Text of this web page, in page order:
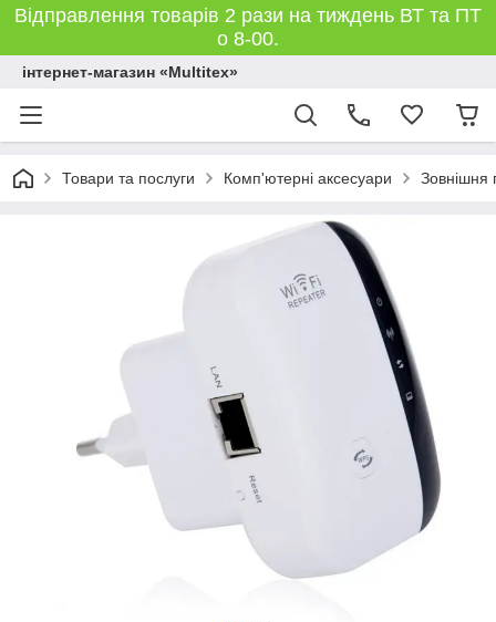
Відправлення товарів 2 рази на тиждень ВТ та ПТ
о 8-00.
інтернет-магазин «Multitex»
Товари та послуги Комп'ютерні аксесуари Зовнішня